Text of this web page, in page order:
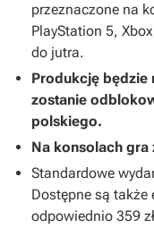
przeznaczone na
PlayStation 5,
do jutra.
Produkcję będzie
zostanie
polskiego.
Na konsolach gra
Standardowe
Dostępne są także
odpowiednio 359